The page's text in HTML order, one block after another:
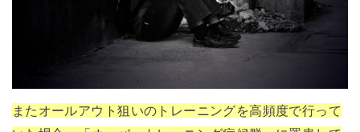
またオールアウト狙いのトレーニングを高頻度で行って